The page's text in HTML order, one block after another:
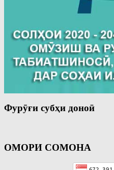
Фурӯғи субҳи доноӣ
ОМОРИ СОМОНА